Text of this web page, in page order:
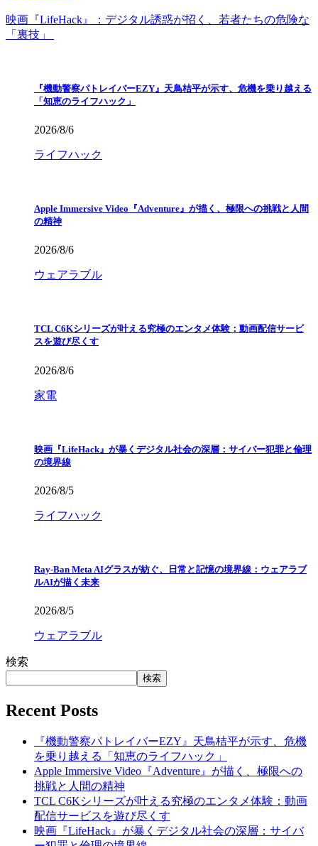
映画『LifeHack』：デジタル誘惑が招く、若者たちの危険な
「裏技」
『機動警察パトレイバーEZY』天鳥桔平が示す、危機を乗り越える
「知恵のライフハック」
2026/8/6
ライフハック
Apple Immersive Video『Adventure』が描く、極限への挑戦と人間
の精神
2026/8/6
ウェアラブル
TCL C6Kシリーズが叶える究極のエンタメ体験：動画配信サービ
スを遊び尽くす
2026/8/6
家電
映画『LifeHack』が暴くデジタル社会の深層：サイバー犯罪と倫理
の境界線
2026/8/5
ライフハック
Ray-Ban Meta AIグラスが紡ぐ、日常と記憶の境界線：ウェアラブ
ルAIが描く未来
2026/8/5
ウェアラブル
検索
検索
Recent Posts
『機動警察パトレイバーEZY』天鳥桔平が示す、危機
を乗り越える「知恵のライフハック」
Apple Immersive Video『Adventure』が描く、極限への
挑戦と人間の精神
TCL C6Kシリーズが叶える究極のエンタメ体験：動画
配信サービスを遊び尽くす
映画『LifeHack』が暴くデジタル社会の深層：サイバ